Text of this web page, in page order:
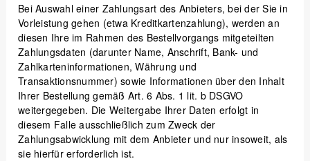
Bei Auswahl einer Zahlungsart des Anbieters, bei der Sie in
Vorleistung gehen (etwa Kreditkartenzahlung), werden an
diesen Ihre im Rahmen des Bestellvorgangs mitgeteilten
Zahlungsdaten (darunter Name, Anschrift, Bank- und
Zahlkarteninformationen, Währung und
Transaktionsnummer) sowie Informationen über den Inhalt
Ihrer Bestellung gemäß Art. 6 Abs. 1 lit. b DSGVO
weitergegeben. Die Weitergabe Ihrer Daten erfolgt in
diesem Falle ausschließlich zum Zweck der
Zahlungsabwicklung mit dem Anbieter und nur insoweit, als
sie hierfür erforderlich ist.